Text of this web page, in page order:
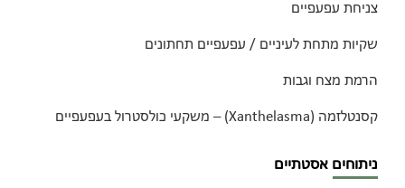
צניחת עפעפיים
שקיות מתחת לעיניים / עפעפיים תחתונים
הרמת מצח וגבות
קסנטלזמה (Xanthelasma) – משקעי כולסטרול בעפעפיים
ניתוחים אסטתיים